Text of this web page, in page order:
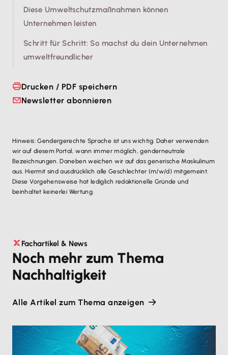
Diese Umweltschutzmaßnahmen können
Unternehmen leisten
Schritt für Schritt: So machst du dein Unternehmen
umweltfreundlicher
Drucken / PDF speichern
Newsletter abonnieren
Hinweis: Gendergerechte Sprache ist uns wichtig. Daher verwenden
wir auf diesem Portal, wann immer möglich, genderneutrale
Bezeichnungen. Daneben weichen wir auf das generische Maskulinum
aus. Hiermit sind ausdrücklich alle Geschlechter (m/w/d) mitgemeint.
Diese Vorgehensweise hat lediglich redaktionelle Gründe und
beinhaltet keinerlei Wertung.
Fachartikel & News
Noch mehr zum Thema
Nachhaltigkeit
Alle Artikel zum Thema anzeigen